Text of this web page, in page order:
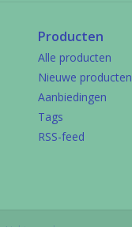
Producten
Alle producten
Nieuwe producten
Aanbiedingen
Tags
RSS-feed